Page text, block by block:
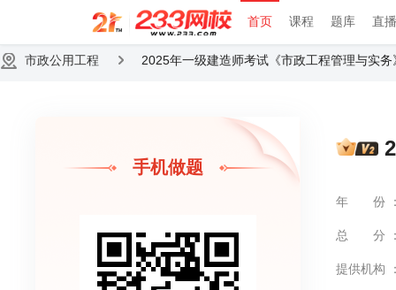
首页 课程 题库 直
市政公用工程 2025年一级建造师考试《市政工程管理与实
手机做题
年份
总分
提供机构